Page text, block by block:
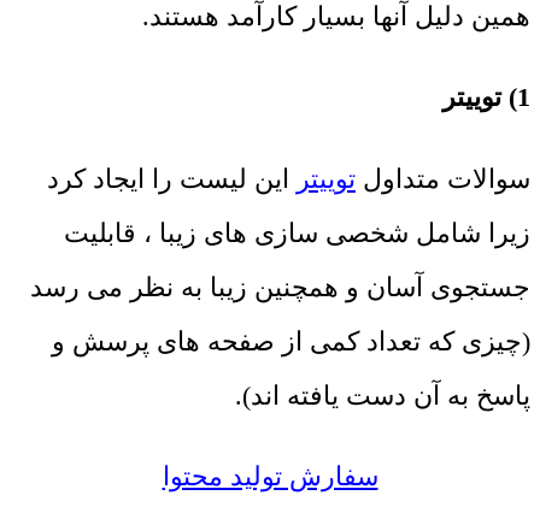
همین دلیل آنها بسیار کارآمد هستند.
1) توییتر
سوالات متداول توییتر این لیست را ایجاد کرد
زیرا شامل شخصی سازی های زیبا ، قابلیت
جستجوی آسان و همچنین زیبا به نظر می رسد
(چیزی که تعداد کمی از صفحه های پرسش و
پاسخ به آن دست یافته اند).
سفارش تولید محتوا